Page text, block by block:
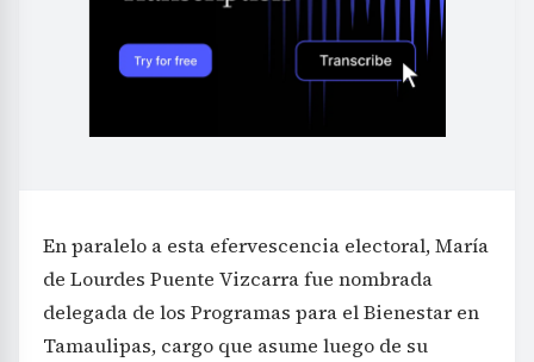
En paralelo a esta efervescencia electoral, María
de Lourdes Puente Vizcarra fue nombrada
delegada de los Programas para el Bienestar en
Tamaulipas, cargo que asume luego de su